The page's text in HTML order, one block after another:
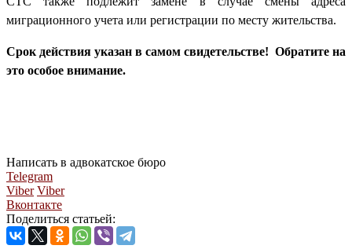
миграционного учета или регистрации по месту жительства.
Срок действия указан в самом свидетельстве! Обратите на
это особое внимание.
Написать в адвокатское бюро
Telegram
Viber Viber
Вконтакте
Поделиться статьей: